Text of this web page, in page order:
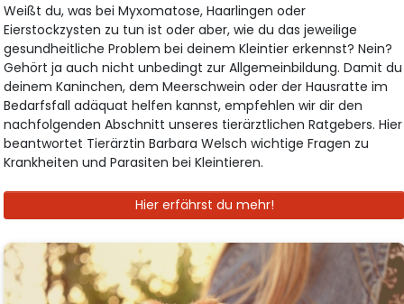
Weißt du, was bei Myxomatose, Haarlingen oder
Eierstockzysten zu tun ist oder aber, wie du das jeweilige
gesundheitliche Problem bei deinem Kleintier erkennst? Nein?
Gehört ja auch nicht unbedingt zur Allgemeinbildung. Damit du
deinem Kaninchen, dem Meerschwein oder der Hausratte im
Bedarfsfall adäquat helfen kannst, empfehlen wir dir den
nachfolgenden Abschnitt unseres tierärztlichen Ratgebers. Hier
beantwortet Tierärztin Barbara Welsch wichtige Fragen zu
Krankheiten und Parasiten bei Kleintieren.
Hier erfährst du mehr!